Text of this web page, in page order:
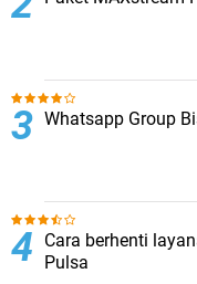
Whatsapp Group
Cara berhenti
Pulsa